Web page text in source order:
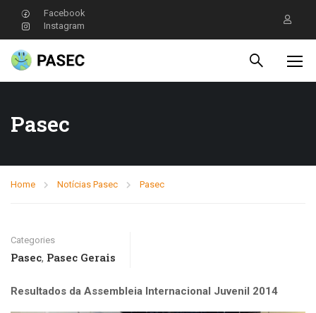
Facebook
Instagram
Pasec
Home Notícias Pasec Pasec
Categories
Pasec, Pasec Gerais
Resultados da Assembleia Internacional Juvenil 2014